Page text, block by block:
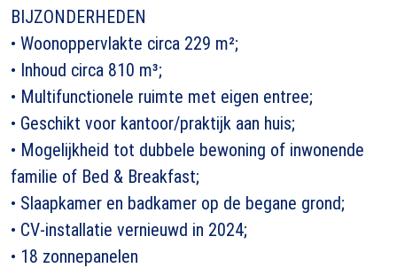
BIJZONDERHEDEN
• Woonoppervlakte circa 229 m²;
• Inhoud circa 810 m³;
• Multifunctionele ruimte met eigen entree;
• Geschikt voor kantoor/praktijk aan huis;
• Mogelijkheid tot dubbele bewoning of inwonende
familie of Bed & Breakfast;
• Slaapkamer en badkamer op de begane grond;
• CV-installatie vernieuwd in 2024;
• 18 zonnepanelen